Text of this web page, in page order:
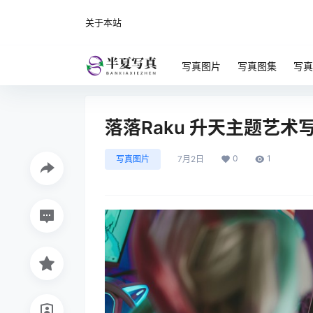
关于本站
写真图片 写真图集 写
落落Raku 升天主题艺术
写真图片 7月2日 0 1